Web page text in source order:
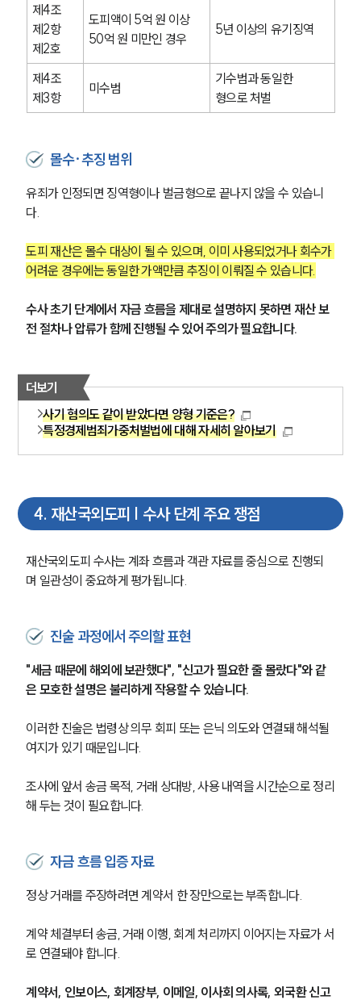
대륜의 강점
글로벌 파트너 로펌
고객의 소리
통합검색
AI대륜
업무사례
제4조
제2항
제2호
도피액이 5억 원 이상
50억 원 미만인 경우
5년 이상의 유기징역
제4조
제3항
미수범
기수범과 동일한
형으로 처벌
몰수·추징 범위
유죄가 인정되면 징역형이나 벌금형으로 끝나지 않을 수 있습니
다.
도피 재산은 몰수 대상이 될 수 있으며, 이미 사용되었거나 회수가
어려운 경우에는 동일한 가액만큼 추징이 이뤄질 수 있습니다.
수사 초기 단계에서 자금 흐름을 제대로 설명하지 못하면 재산 보
전 절차나 압류가 함께 진행될 수 있어 주의가 필요합니다.
더보기
사기 혐의도 같이 받았다면 양형 기준은?
특정경제범죄가중처벌법에 대해 자세히 알아보기
4. 재산국외도피 | 수사 단계 주요 쟁점
재산국외도피 수사는 계좌 흐름과 객관 자료를 중심으로 진행되
며 일관성이 중요하게 평가됩니다.
진술 과정에서 주의할 표현
"세금 때문에 해외에 보관했다", "신고가 필요한 줄 몰랐다"와 같
은 모호한 설명은 불리하게 작용할 수 있습니다.
이러한 진술은 법령상 의무 회피 또는 은닉 의도와 연결돼 해석될
여지가 있기 때문입니다.
조사에 앞서 송금 목적, 거래 상대방, 사용 내역을 시간순으로 정리
해 두는 것이 필요합니다.
자금 흐름 입증 자료
정상 거래를 주장하려면 계약서 한 장만으로는 부족합니다.
계약 체결부터 송금, 거래 이행, 회계 처리까지 이어지는 자료가 서
로 연결돼야 합니다.
계약서, 인보이스, 회계장부, 이메일, 이사회 의사록, 외국환 신고